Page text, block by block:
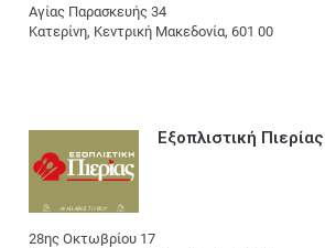
Αγίας Παρασκευής 34
Κατερίνη, Κεντρική Μακεδονία, 601 00
Εξοπλιστική Πιερίας
28ης Οκτωβρίου 17